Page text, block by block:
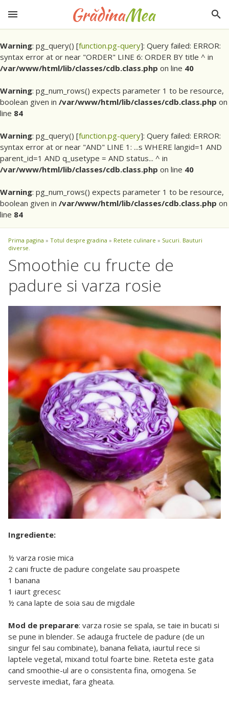
Warning: pg_query() [function.pg-query]: Query failed: ERROR:
syntax error at or near "ORDER" LINE 6: ORDER BY title ^ in
/var/www/html/lib/classes/cdb.class.php on line 40
Warning: pg_num_rows() expects parameter 1 to be resource,
boolean given in /var/www/html/lib/classes/cdb.class.php on
line 84
Warning: pg_query() [function.pg-query]: Query failed: ERROR:
syntax error at or near "AND" LINE 1: ...s WHERE langid=1 AND
parent_id=1 AND q_usetype = AND status... ^ in
/var/www/html/lib/classes/cdb.class.php on line 40
Warning: pg_num_rows() expects parameter 1 to be resource,
boolean given in /var/www/html/lib/classes/cdb.class.php on
line 84
Prima pagina » Totul despre gradina » Retete culinare » Sucuri. Bauturi
diverse.
Smoothie cu fructe de
padure si varza rosie
Ingrediente:
½ varza rosie mica
2 cani fructe de padure congelate sau proaspete
1 banana
1 iaurt grecesc
½ cana lapte de soia sau de migdale
Mod de preparare: varza rosie se spala, se taie in bucati si
se pune in blender. Se adauga fructele de padure (de un
singur fel sau combinate), banana feliata, iaurtul rece si
laptele vegetal, mixand totul foarte bine. Reteta este gata
cand smoothie-ul are o consistenta fina, omogena. Se
serveste imediat, fara gheata.